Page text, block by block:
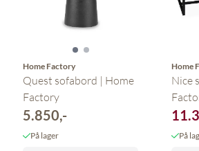
Home Factory
Quest sofabord | Home
Factory
5.850,-
På lager
Home
Nice
På